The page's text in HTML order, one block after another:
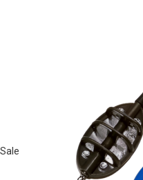
Sale